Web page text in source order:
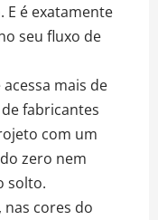
E é exatamente
seu fluxo de
mais de
de fabricantes
com um
zero nem
solto.
nas cores do